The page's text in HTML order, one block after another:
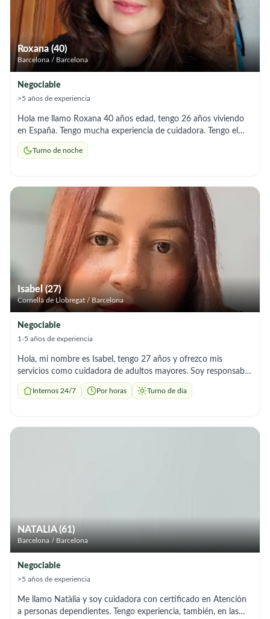
Roxana (40)
Barcelona / Barcelona
Negociable
>5 años de experiencia
Hola me llamo Roxana 40 años edad, tengo 26 años viviendo
en España. Tengo mucha experiencia de cuidadora. Tengo el
título de socio sanitaria. Ofresco mis servicios solo para
noches, cuidar y acompañar en el domicilio durante la noche.
Turno de noche
Isabel (27)
Cornellà de Llobregat / Barcelona
Negociable
1-5 años de experiencia
Hola, mi nombre es Isabel, tengo 27 años y ofrezco mis
servicios como cuidadora de adultos mayores. Soy responsable,
paciente y atenta, y tengo experiencia ayudando en las rutinas
diarias, acompañamiento y cuidado general. Me encanta
Internos 24/7 Por horas Turno de día
NATALIA (61)
Barcelona / Barcelona
Negociable
>5 años de experiencia
Me llamo Natàlia y soy cuidadora con certificado en Atención
a personas dependientes. Tengo experiencia, también, en las